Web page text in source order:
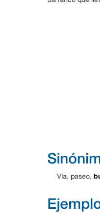
Vía, paseo,